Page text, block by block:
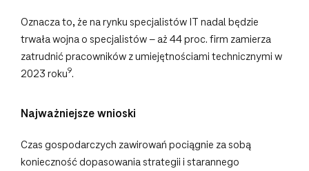
Oznacza to, że na rynku specjalistów IT nadal będzie
trwała wojna o specjalistów – aż 44 proc. firm zamierza
zatrudnić pracowników z umiejętnościami technicznymi w
2023 roku9.
Najważniejsze wnioski
Czas gospodarczych zawirowań pociągnie za sobą
konieczność dopasowania strategii i starannego